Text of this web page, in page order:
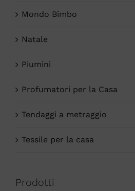
Mondo Bimbo
Natale
Piumini
Profumatori per la Casa
Tendaggi a metraggio
Tessile per la casa
Prodotti